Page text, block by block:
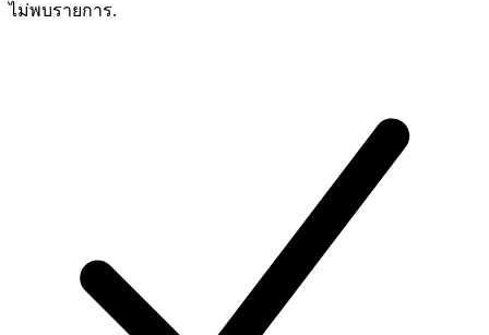
ไม่พบรายการ.